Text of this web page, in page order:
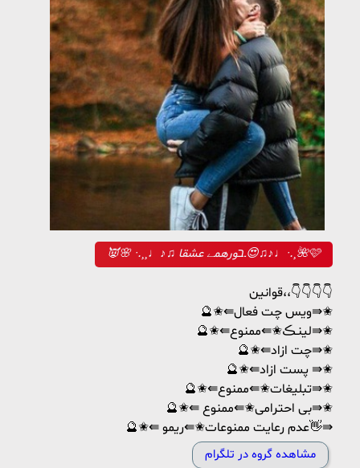
👿🌸 ·.¸¸♩♪♫ ـבورهمے عشقا😍♫♪♩·.¸🌺🩷
قوانین،،👇👇👇👇
🔮✬⇚ویس چت فعال⇛✬
🔮✬⇚لینـڪ✬⇚ممنوع⇛✬
🔮✬⇚چت ازاد⇛✬
🔮✬⇚پست ازاد ⇛✬
🔮✬⇚تبلیغات✬⇚ممنوع⇛✬
🔮✬⇚ بی احترامی✬⇚ممنوع⇛✬
🔮✬⇚ عدم رعایت ممنوعات✬⇚ریمو👋⇛
مشاهده گروه در تلگرام